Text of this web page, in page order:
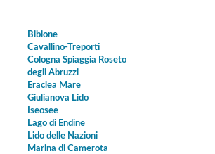
Bibione
Cavallino-Treporti
Cologna Spiaggia Roseto
degli Abruzzi
Eraclea Mare
Giulianova Lido
Iseosee
Lago di Endine
Lido delle Nazioni
Marina di Camerota